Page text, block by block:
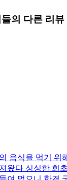
의 다른 리뷰
음식을 먹기 위
왔다 싱싱한 회